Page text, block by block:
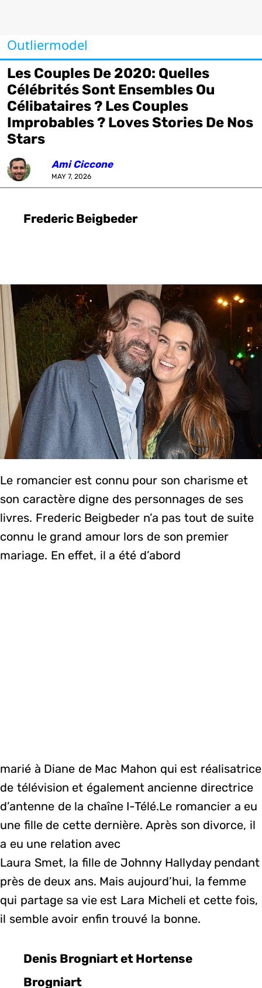
Outliermodel
Les Couples De 2020: Quelles
Célébrités Sont Ensembles Ou
Célibataires ? Les Couples
Improbables ? Loves Stories De Nos
Stars
Ami Ciccone
MAY 7, 2026
Frederic Beigbeder
Le romancier est connu pour son charisme et
son caractère digne des personnages de ses
livres. Frederic Beigbeder n’a pas tout de suite
connu le grand amour lors de son premier
mariage. En effet, il a été d’abord
marié à Diane de Mac Mahon qui est réalisatrice
de télévision et également ancienne directrice
d’antenne de la chaîne I-Télé.Le romancier a eu
une fille de cette dernière. Après son divorce, il
a eu une relation avec
Laura Smet, la fille de Johnny Hallyday pendant
près de deux ans. Mais aujourd’hui, la femme
qui partage sa vie est Lara Micheli et cette fois,
il semble avoir enfin trouvé la bonne.
Denis Brogniart et Hortense
Brogniart